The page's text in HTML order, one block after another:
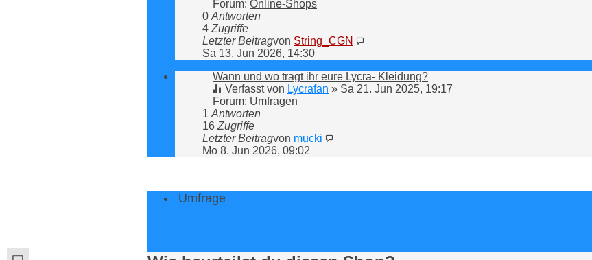
Forum: Online-Shops
0Antworten
4Zugriffe
Letzter Beitragvon String_CGN
Sa 13. Jun 2026, 14:30
Wann und wo tragt ihr eure Lycra- Kleidung?
Verfasst von Lycrafan » Sa 21. Jun 2025, 19:17
Forum: Umfragen
1Antworten
16Zugriffe
Letzter Beitragvon mucki
Mo 8. Jun 2026, 09:02
Umfrage